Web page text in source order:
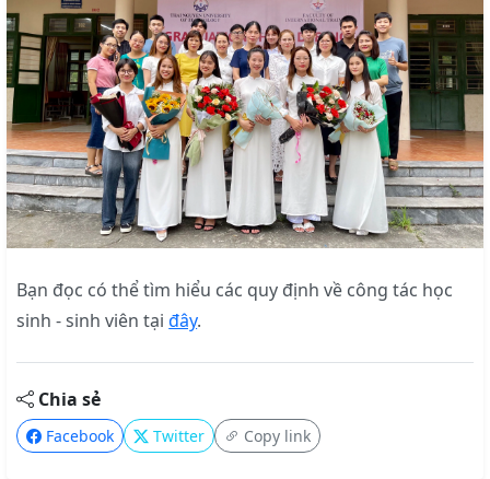
Bạn đọc có thể tìm hiểu các quy định về công tác học
sinh - sinh viên tạiđây.
Chia sẻ
Facebook Twitter Copy link